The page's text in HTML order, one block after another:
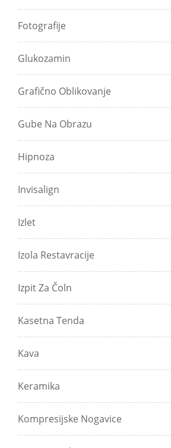
Fotografije
Glukozamin
Grafično Oblikovanje
Gube Na Obrazu
Hipnoza
Invisalign
Izlet
Izola Restavracije
Izpit Za Čoln
Kasetna Tenda
Kava
Keramika
Kompresijske Nogavice